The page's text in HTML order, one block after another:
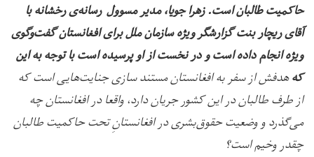
حاکمیت طالبان است. زهرا جویا، مدیر مسوول رسانه‌ی رخشانه با
آقای ریچار بنت گزارشگر ویژه سازمان ملل برای افغانستان گفت‌وگوی
ویژه انجام داده است و در نخست از او پرسیده است با توجه به این
کههدفش از سفر به افغانستان مستند سازی جنایت‌هایی است که
از طرف طالبان در این کشور جریان دارد، واقعا در افغانستان چه
می‌گذرد و وضعیت حقوق‌بشری در افغانستانِ تحت حاکمیت طالبان
چقدر وخیم است؟